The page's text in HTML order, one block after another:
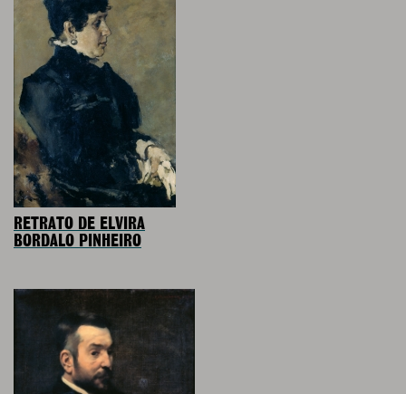
RETRATO DE ELVIRA
BORDALO PINHEIRO